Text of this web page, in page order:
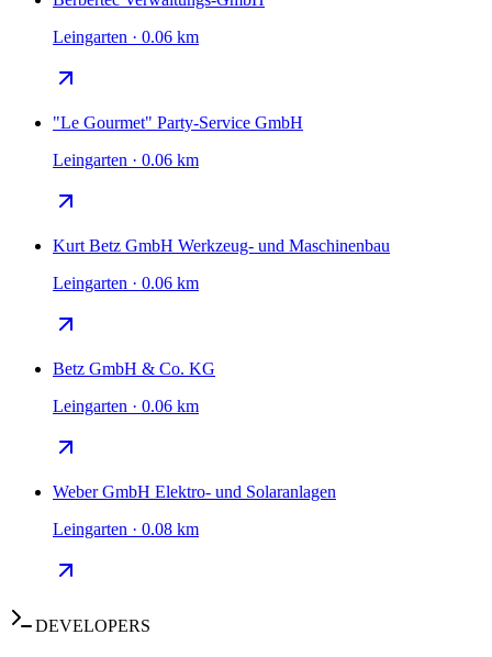
Leingarten · 0.06 km
"Le Gourmet" Party-Service GmbH
Leingarten · 0.06 km
Kurt Betz GmbH Werkzeug- und Maschinenbau
Leingarten · 0.06 km
Betz GmbH & Co. KG
Leingarten · 0.06 km
Weber GmbH Elektro- und Solaranlagen
Leingarten · 0.08 km
DEVELOPERS